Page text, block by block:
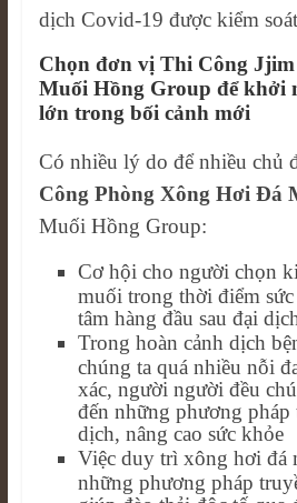
dịch Covid-19 được kiểm
Chọn đơn vị Thi Công
Muối Hồng Group để khởi
lớn trong bối cảnh mới
Có nhiều lý do để nhiều chủ
Công Phòng Xông Hơi Đá
Muối Hồng Group:
Cơ hội cho người chọn
muối trong thời điểm
tâm hàng đầu sau đại
Trong hoàn cảnh dịch
chúng ta quá nhiều nỗi
xác, người người đều
đến những phương pháp
dịch, nâng cao sức khỏe
Việc duy trì xông hơi đá
những phương pháp